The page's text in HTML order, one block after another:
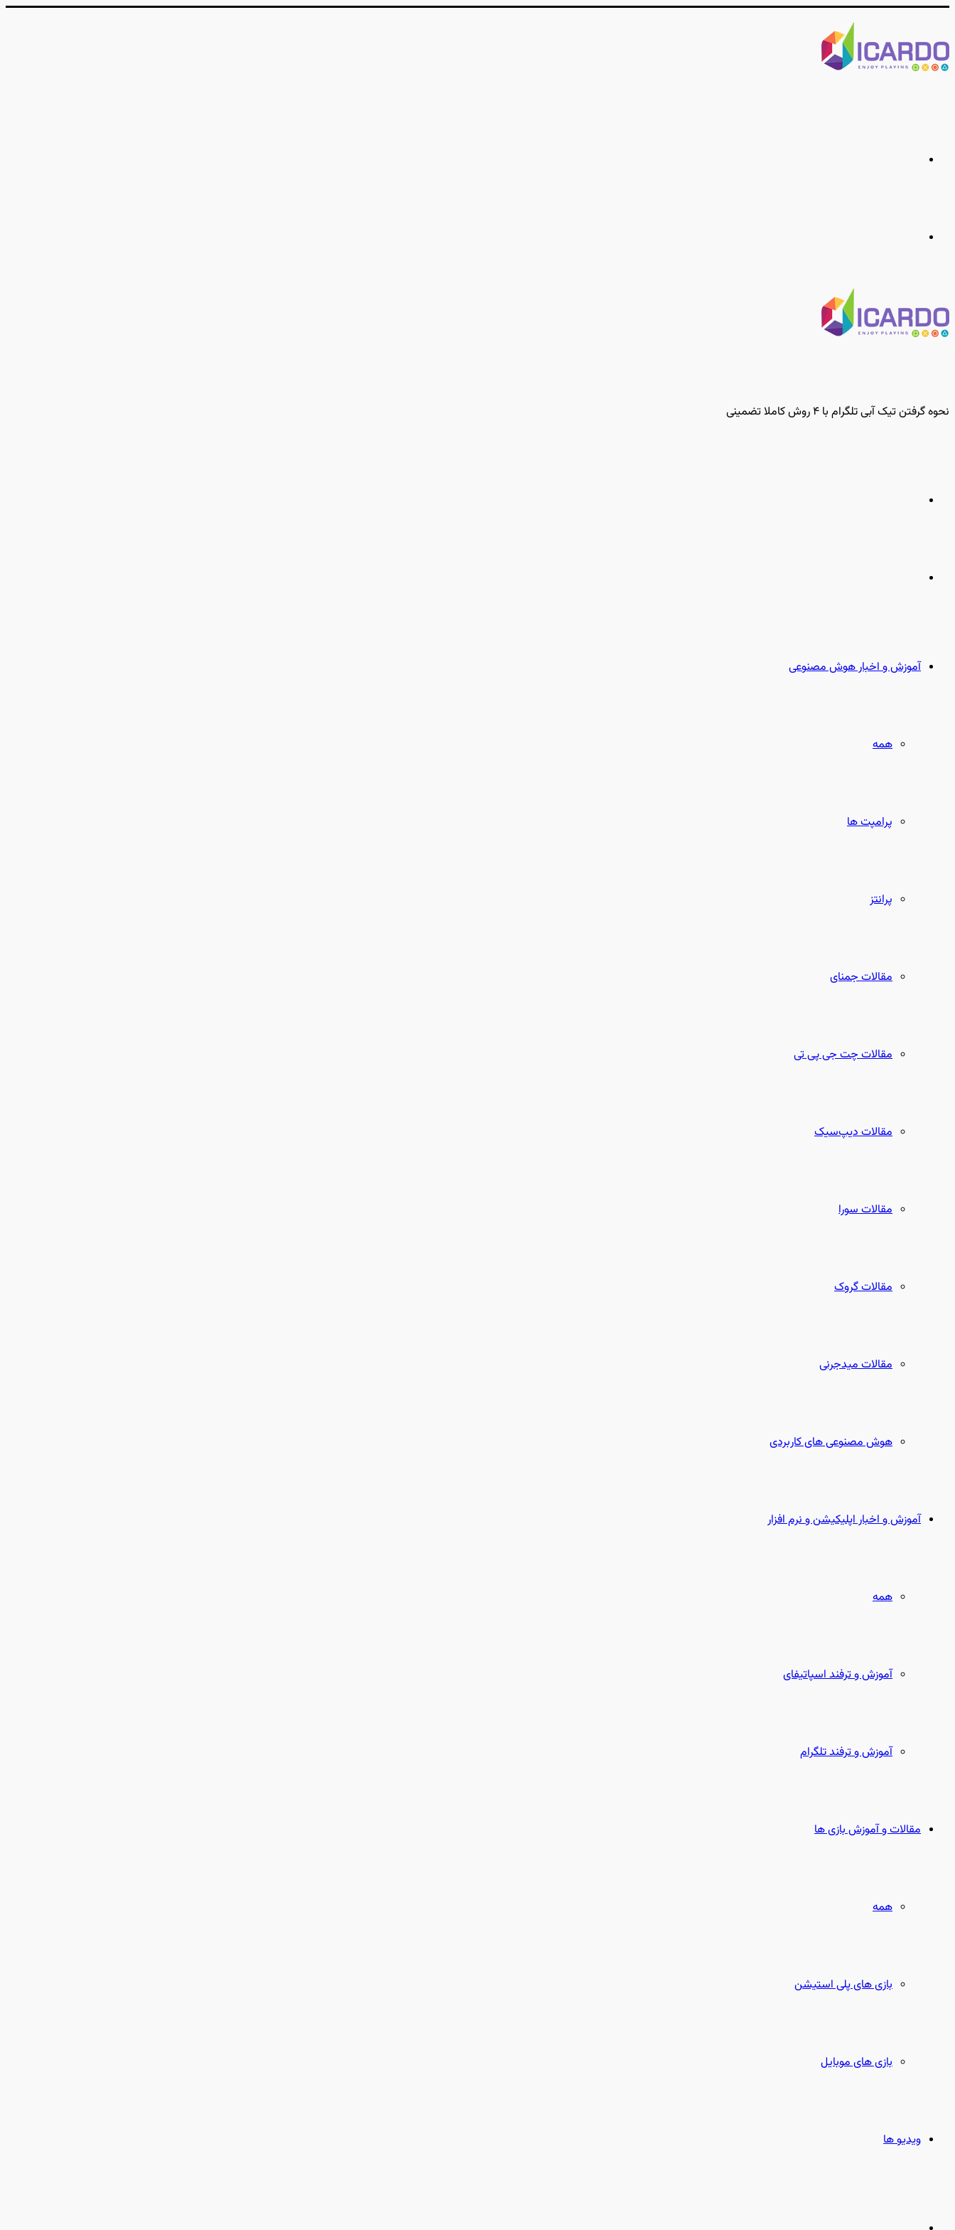
برای
نحوه گرفتن تیک آبی تلگرام با ۴ روش کاملا تضمینی
آموزش و اخبار هوش مصنوعی
همه
پرامپت ها
پرانتز
مقالات جمنای
مقالات چت جی پی تی
مقالات دیپ‌سیک
مقالات سورا
مقالات گروک
مقالات میدجرنی
هوش مصنوعی های کاربردی
آموزش و اخبار اپلیکیشن و نرم افزار
همه
آموزش و ترفند اسپاتیفای
آموزش و ترفند تلگرام
مقالات و آموزش بازی ها
همه
بازی های پلی استیشن
بازی های موبایل
ویدیو ها